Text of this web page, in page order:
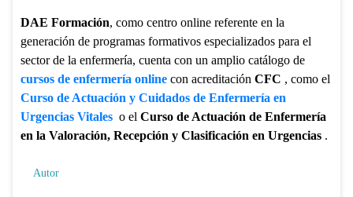
DAE Formación, como centro online referente en la
generación de programas formativos especializados para el
sector de la enfermería, cuenta con un amplio catálogo de
cursos de enfermería onlinecon acreditación CFC , como el
Curso de Actuación y Cuidados de Enfermería en
Urgencias Vitaleso el Curso de Actuación de Enfermería
en la Valoración, Recepción y Clasificación en Urgencias.
Autor